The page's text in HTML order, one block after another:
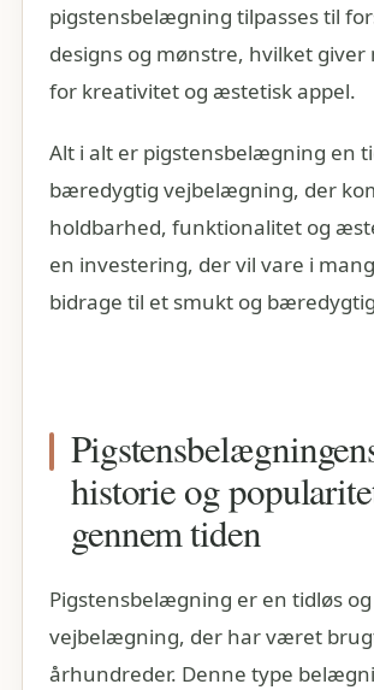
pigstensbelægning tilpasses til
designs og mønstre, hvilket giver
for kreativitet og æstetisk appel.
Alt i alt er pigstensbelægning en
bæredygtig vejbelægning, der
holdbarhed, funktionalitet og
en investering, der vil vare i
bidrage til et smukt og
historie og
gennem tiden
Pigstensbelægning er en tidløs
vejbelægning, der har været
århundreder. Denne type